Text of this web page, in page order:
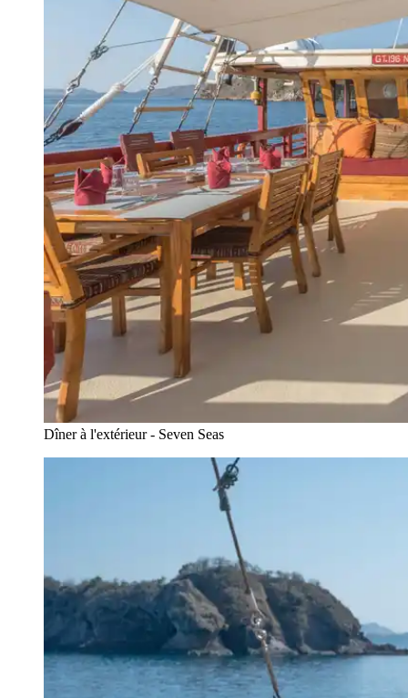
Dîner à l'extérieur - Seven Seas